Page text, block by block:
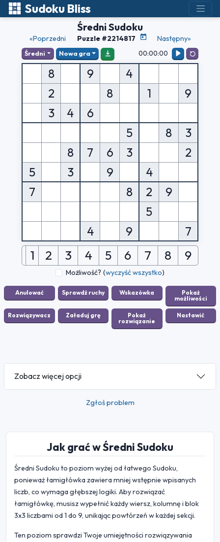
Sudoku Bliss
Średni Sudoku
«Poprzedni Puzzle #2214817 Następny»
Średni Nowa gra 00:00:00
8 9
4
2
8 1
9
3
4
6
5
8
3
8
7 6 3
2
5
3 9
4
7
8 2
9
5
4
9 7
1 2 3 4 5 6 7 8 9
Możliwość? (wyczyść wszystko)
Zobacz więcej opcji
Zgłoś problem
Jak grać w Średni Sudoku
Średni Sudoku to poziom wyżej od łatwego Sudoku,
ponieważ łamigłówka zawiera mniej wstępnie wpisanych
liczb, co wymaga głębszej logiki. Aby rozwiązać
łamigłówkę, musisz wypełnić każdy wiersz, kolumnę i blok
3x3 liczbami od 1 do 9, unikając powtórzeń w każdej sekcji.
Ten poziom sprawdzi Twoje umiejętności rozwiązywania